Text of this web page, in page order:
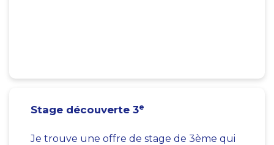
Stage découverte 3e
Je trouve une offre de stage de 3ème qui